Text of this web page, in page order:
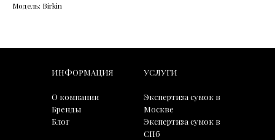
Модель: Birkin
ИНФОРМАЦИЯ
О компании
Бренды
Блог
УСЛУГИ
Экспертиза сумок в
Москве
Экспертиза сумок в
СПб